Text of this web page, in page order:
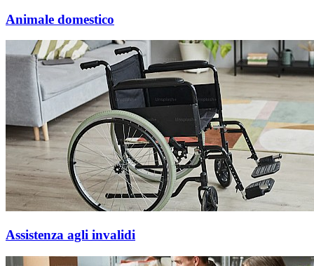
Animale domestico
Assistenza agli invalidi